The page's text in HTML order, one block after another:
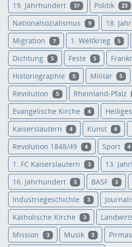
19. Jahrhundert 37 Politik 23
Nationalsozialismus 9 18.
Migration 7 1. Weltkrieg 5
Dichtung 5 Feste 5
Historiographie 5 Militär 5
Revolution 5 Rheinland-Pfalz
Evangelische Kirche 4
Kaiserslautern 4 Kunst 4
Revolution 1848/49 4 Sport 4
1. FC Kaiserslautern 3 13.
16. Jahrhundert 3 BASF 3
Industriegeschichte 3
Katholische Kirche 3
Mission 3 Musik 3